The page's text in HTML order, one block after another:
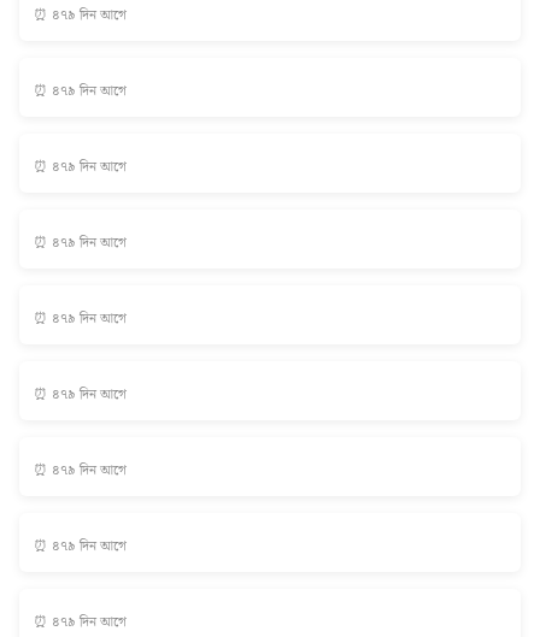
⏰ ৪৭৯ দিন আগে
⏰ ৪৭৯ দিন আগে
⏰ ৪৭৯ দিন আগে
⏰ ৪৭৯ দিন আগে
⏰ ৪৭৯ দিন আগে
⏰ ৪৭৯ দিন আগে
⏰ ৪৭৯ দিন আগে
⏰ ৪৭৯ দিন আগে
⏰ ৪৭৯ দিন আগে